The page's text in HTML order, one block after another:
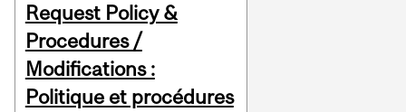
Request Policy &
Procedures /
Modifications :
Politique et procédures